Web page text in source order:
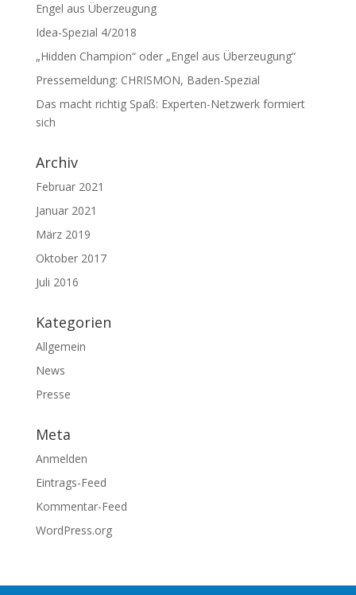
Engel aus Überzeugung
Idea-Spezial 4/2018
„Hidden Champion“ oder „Engel aus Überzeugung“
Pressemeldung: CHRISMON, Baden-Spezial
Das macht richtig Spaß: Experten-Netzwerk formiert
sich
Archiv
Februar 2021
Januar 2021
März 2019
Oktober 2017
Juli 2016
Kategorien
Allgemein
News
Presse
Meta
Anmelden
Eintrags-Feed
Kommentar-Feed
WordPress.org